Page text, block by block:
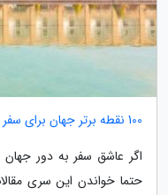
100 نقطه برتر جهان برای سفر (قسمت چهارم)
اگر عاشق سفر به دور جهان
حتما خواندن این سری